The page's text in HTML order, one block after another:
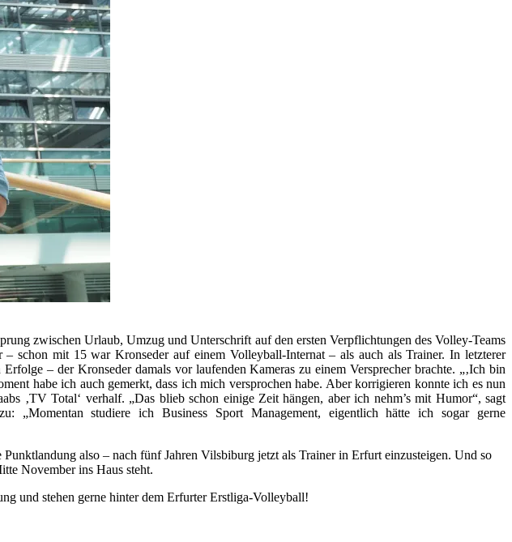
zwischen Urlaub, Umzug und Unterschrift auf den ersten Verpflichtungen des Volley-Teams
schon mit 15 war Kronseder auf einem Volleyball-Internat – als auch als Trainer. In letzterer
– der Kronseder damals vor laufenden Kameras zu einem Versprecher brachte. „‚Ich bin
habe ich auch gemerkt, dass ich mich versprochen habe. Aber korrigieren konnte ich es nun
‚TV Total‘ verhalf. „Das blieb schon einige Zeit hängen, aber ich nehm’s mit Humor“, sagt
studiere ich Business Sport Management, eigentlich hätte ich sogar gerne
also – nach fünf Jahren Vilsbiburg jetzt als Trainer in Erfurt einzusteigen. Und so
November ins Haus steht.
und stehen gerne hinter dem Erfurter Erstliga-Volleyball!